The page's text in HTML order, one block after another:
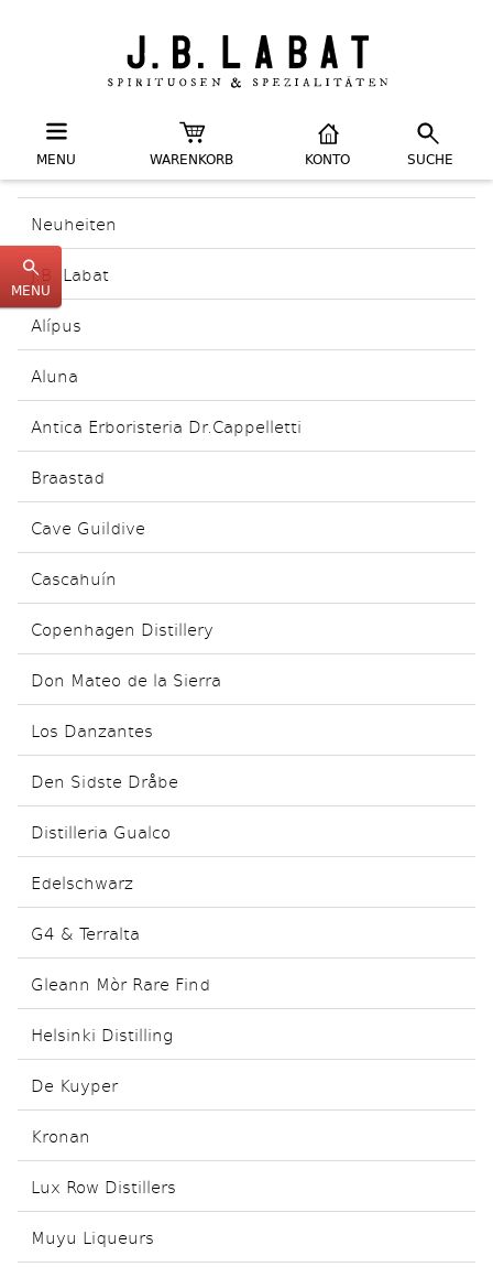
MENU WARENKORB KONTO SUCHE
Neuheiten
J.B. Labat
Alípus
Aluna
Antica Erboristeria Dr.Cappelletti
Braastad
Cave Guildive
Cascahuín
Copenhagen Distillery
Don Mateo de la Sierra
Los Danzantes
Den Sidste Dråbe
Distilleria Gualco
Edelschwarz
G4 & Terralta
Gleann Mòr Rare Find
Helsinki Distilling
De Kuyper
Kronan
Lux Row Distillers
Muyu Liqueurs
MENU